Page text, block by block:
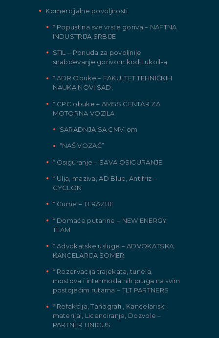
Komercijalne povoljnosti
* Popust na sve vrste goriva – NAFTNA
INDUSTRIJA SRBIJE
STIL – Ponuda za povoljnije
snabdevanje gorivom kod Lukoil-a
* ADR Obuke – FAKULTET TEHNIČKIH
NAUKA NOVI SAD,
* CPC obuke – AMSS CENTAR ZA
MOTORNA VOZILA
SARADNJA SA CMV-om
“NAŠ VOZAČ”
* Osiguranje – SAVA OSIGURANJE
* Ulja, maziva, AD Blue, Antifriz –
CYCLON
* Gume – TERAZIJE
* Domaće putarine – NEW ENERGY
TEAM
* Advokatske usluge – ADVOKATSKA
KANCELARIJA SOMER
* Rezervacija trajekata, tunela,
mostova i intermodalnih pruga na svim
postojećim rutama – TLT PARTNERS
* Refakcija, Tahografi , Kancelariski
materijal, Licenciranje, Dozvole –
PARTNER UNICUS